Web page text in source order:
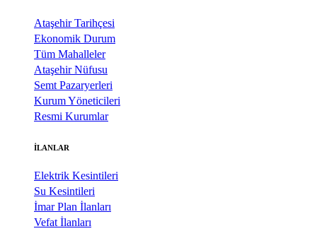
Ataşehir Tarihçesi
Ekonomik Durum
Tüm Mahalleler
Ataşehir Nüfusu
Semt Pazaryerleri
Kurum Yöneticileri
Resmi Kurumlar
İLANLAR
Elektrik Kesintileri
Su Kesintileri
İmar Plan İlanları
Vefat İlanları